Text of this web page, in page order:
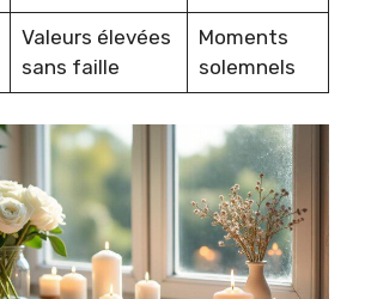
Valeurs élevées
sans faille
Moments
solemnels